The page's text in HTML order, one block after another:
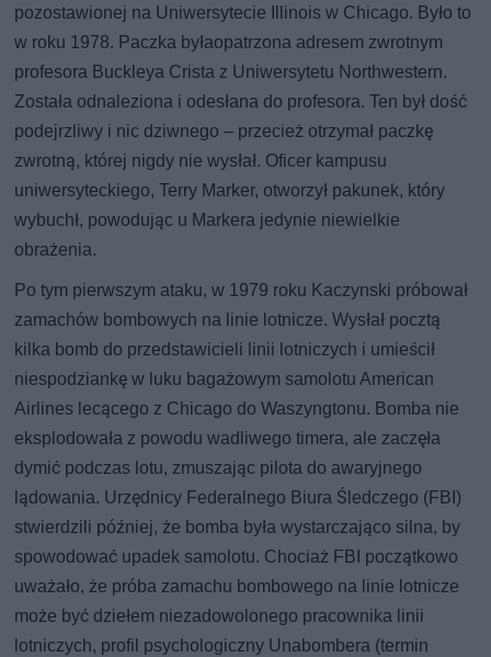
pozostawionej na Uniwersytecie Illinois w Chicago. Było to
w roku 1978. Paczka byłaopatrzona adresem zwrotnym
profesora Buckleya Crista z Uniwersytetu Northwestern.
Została odnaleziona i odesłana do profesora. Ten był dość
podejrzliwy i nic dziwnego – przecież otrzymał paczkę
zwrotną, której nigdy nie wysłał. Oficer kampusu
uniwersyteckiego, Terry Marker, otworzył pakunek, który
wybuchł, powodując u Markera jedynie niewielkie
obrażenia.
Po tym pierwszym ataku, w 1979 roku Kaczynski próbował
zamachów bombowych na linie lotnicze. Wysłał pocztą
kilka bomb do przedstawicieli linii lotniczych i umieścił
niespodziankę w luku bagażowym samolotu American
Airlines lecącego z Chicago do Waszyngtonu. Bomba nie
eksplodowała z powodu wadliwego timera, ale zaczęła
dymić podczas lotu, zmuszając pilota do awaryjnego
lądowania. Urzędnicy Federalnego Biura Śledczego (FBI)
stwierdzili później, że bomba była wystarczająco silna, by
spowodować upadek samolotu. Chociaż FBI początkowo
uważało, że próba zamachu bombowego na linie lotnicze
może być dziełem niezadowolonego pracownika linii
lotniczych, profil psychologiczny Unabombera (termin